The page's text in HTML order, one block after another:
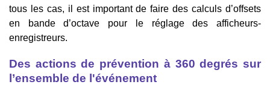
tous les cas, il est important de faire des calculs d’offsets
en bande d’octave pour le réglage des afficheurs-
enregistreurs.
Des actions de prévention à 360 degrés sur
l’ensemble de l'événement